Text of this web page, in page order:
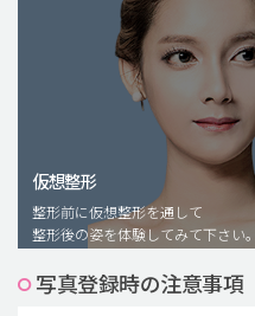
脂肪注入(アンチエイジング)
豊胸手術・バストアップ
プチ整形
仮想整形
整形前に仮想整形を通して
整形後の姿を体験してみて下さい。
写真登録時の注意事項